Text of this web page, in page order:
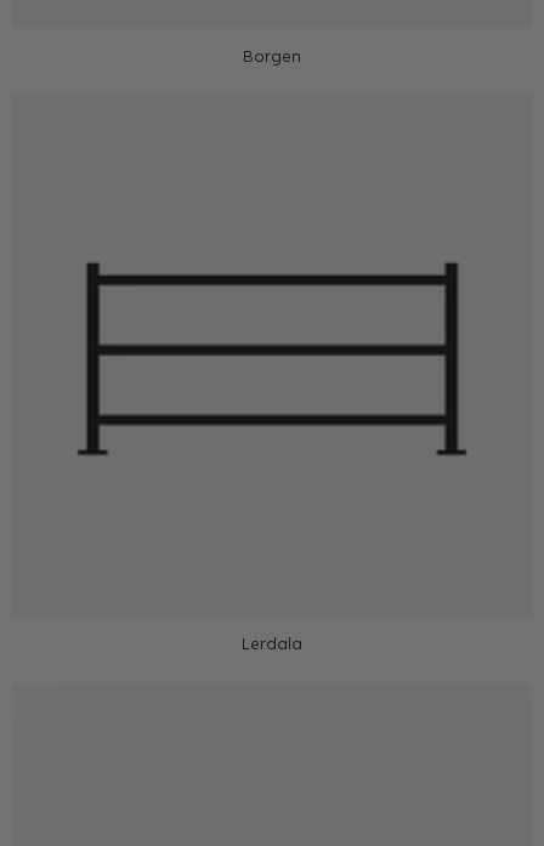
Borgen
Lerdala